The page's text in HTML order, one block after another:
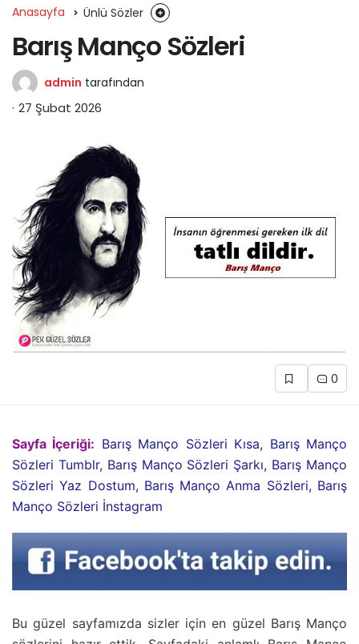
Anasayfa Ünlü Sözler
Barış Manço Sözleri
admin tarafından
27 Şubat 2026
0
Sayfa İçeriği: Barış Manço Sözleri Kısa, Barış Manço
Sözleri Tumblr, Barış Manço Sözleri Şarkı, Barış Manço
Sözleri Yaz Dostum, Barış Manço Anma Sözleri, Barış
Manço Sözleri İnstagram
Bu güzel sayfamızda sizler için en güzel Barış Manço